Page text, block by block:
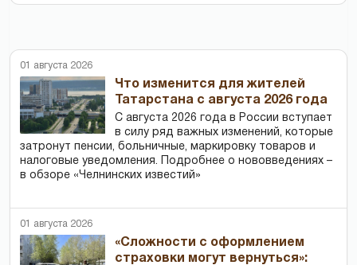
01 августа 2026
Что изменится для жителей
Татарстана с августа 2026 года
С августа 2026 года в России вступает
в силу ряд важных изменений, которые
затронут пенсии, больничные, маркировку товаров и
налоговые уведомления. Подробнее о нововведениях –
в обзоре «Челнинских известий»
01 августа 2026
«Сложности с оформлением
страховки могут вернуться»: